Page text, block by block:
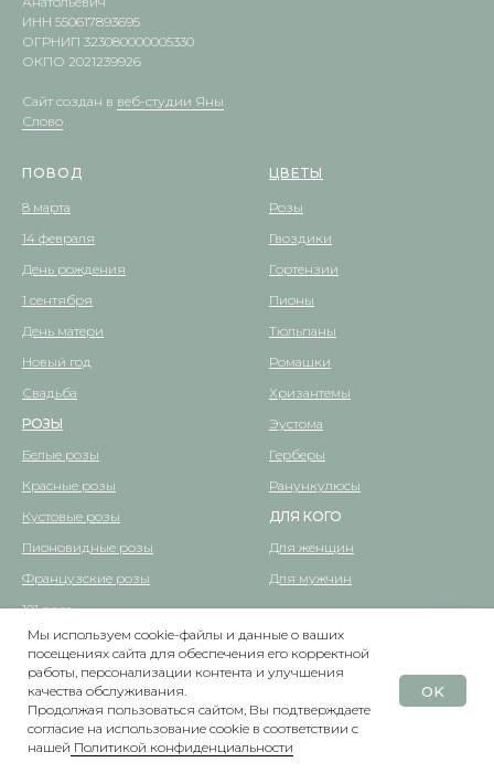
Мы используем cookie-файлы и данные о ваших
посещениях сайта для обеспечения его корректной
работы, персонализации контента и улучшения
качества обслуживания.
Продолжая пользоваться сайтом, Вы подтверждаете
согласие на использование cookie в соответствии с
нашей Политикой конфиденциальности
OK
Написать
НАЗАД КАТАЛОГ ПОИСК
ИНН 550617893695
ОГРНИП 323080000005330
ОКПО 2021239926
Сайт создан в веб-студии Яны
Слово
ПОВОД
8 марта
14 февраля
День рождения
1 сентября
День матери
Новый год
Свадьба
РОЗЫ
Белые розы
Красные розы
Кустовые розы
Пионовидные розы
Французские розы
101 роза
ВАЗЫ
ЦВЕТЫ
Розы
Гвоздики
Гортензии
Пионы
Тюльпаны
Ромашки
Хризантемы
Эустома
Герберы
Ранункулюсы
ДЛЯ КОГО
Для женщин
Для мужчин